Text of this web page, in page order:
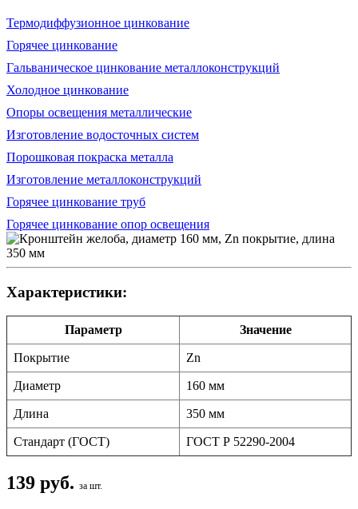
Термодиффузионное цинкование
Горячее цинкование
Гальваническое цинкование металлоконструкций
Холодное цинкование
Опоры освещения металлические
Изготовление водосточных систем
Порошковая покраска металла
Изготовление металлоконструкций
Горячее цинкование труб
Горячее цинкование опор освещения
Характеристики:
Параметр Значение
Покрытие Zn
Диаметр 160 мм
Длина 350 мм
Стандарт (ГОСТ) ГОСТ Р 52290-2004
139 руб. за шт.